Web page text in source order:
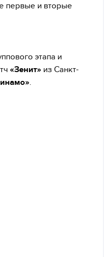
первые и вторые
этапа и
«Зенит» из Санкт-